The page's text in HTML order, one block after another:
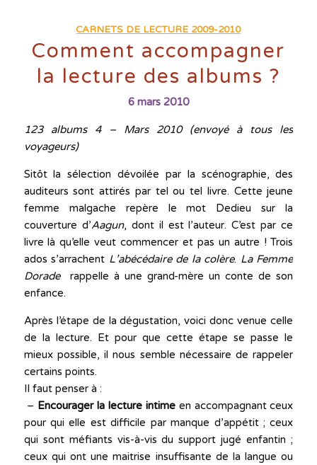
CARNETS DE LECTURE 2009-2010
Comment accompagner
la lecture des albums ?
6 mars 2010
123 albums 4 – Mars 2010 (envoyé à tous les
voyageurs)
Sitôt la sélection dévoilée par la scénographie, des
auditeurs sont attirés par tel ou tel livre. Cette jeune
femme malgache repère le mot Dedieu sur la
couverture d’Aagun, dont il est l’auteur. C’est par ce
livre là qu’elle veut commencer et pas un autre ! Trois
ados s’arrachent L’abécédaire de la colère. La Femme
Doraderappelle à une grand-mère un conte de son
enfance.
Après l’étape de la dégustation, voici donc venue celle
de la lecture. Et pour que cette étape se passe le
mieux possible, il nous semble nécessaire de rappeler
certains points.
Il faut penser à :
– Encourager la lecture intimeen accompagnant ceux
pour qui elle est difficile par manque d’appétit ; ceux
qui sont méfiants vis-à-vis du support jugé enfantin ;
ceux qui ont une maitrise insuffisante de la langue ou